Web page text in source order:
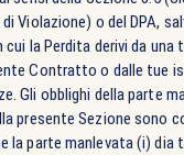
Violazione) o del DPA,
cui la Perdita derivi da una
Contratto o dalle tue
Gli obblighi della parte
presente Sezione sono
la parte manlevata (i) dia